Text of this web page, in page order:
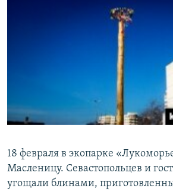
18 февраля в экопарке
Масленицу. Севастопольцев и
угощали блинами,